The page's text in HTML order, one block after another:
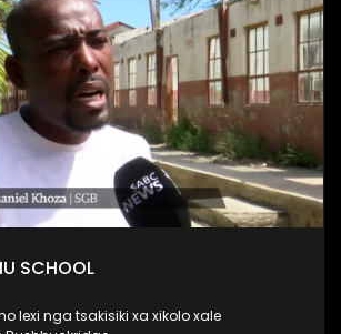
SCHOOL
lexi nga tsakisiki xa xikolo xale